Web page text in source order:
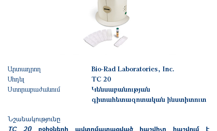
Արտադրող
Bio-Rad Laboratories, Inc.
Մոդել
TC 20
Ստորաբաժանում
Կենսաբանության
գիտահետազոտական ինստիտուտ
Նշանակությունը
TC 20բջիջների ավտոմատացված հաշվիչը հաշվում է